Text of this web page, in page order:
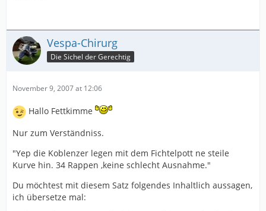
Vespa-Chirurg
Die Sichel der Gerechtig
November 9, 2007 at 12:06
Hallo Fettkimme
Nur zum Verständniss.
"Yep die Koblenzer legen mit dem Fichtelpott ne steile
Kurve hin. 34 Rappen ,keine schlecht Ausnahme."
Du möchtest mit diesem Satz folgendes Inhaltlich aussagen,
ich übersetze mal: